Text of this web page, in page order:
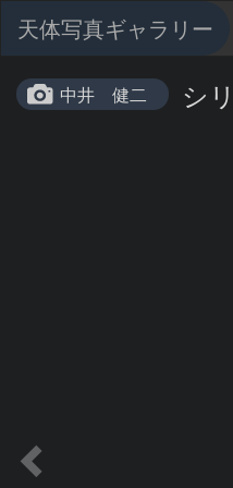
天体写真ギャラリー
中井 健二 シ